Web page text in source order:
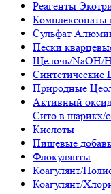
Реагенты
Сульфат
Пески
Щелочь/NaOH/
Синтетические
Природные
Активный
Сито в шарикх/
Кислоты
Пищевые
Флокулянты
Коагулянт/
Коагулянт/